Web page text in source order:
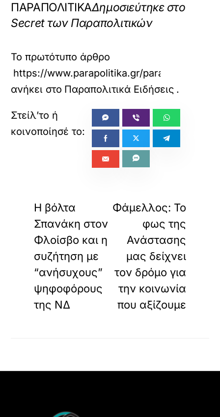
ΠΑΡΑΠΟΛΙΤΙΚΑΔημοσιεύτηκε στο
Secret των Παραπολιτικών
Το πρωτότυπο άρθρο
https://www.parapolitika.gr/parapolitika/
ανήκει στο Παραπολιτικά Ειδήσεις .
Η βόλτα
Σπανάκη στον
Φλοίσβο και η
συζήτηση με
“ανήσυχους”
ψηφοφόρους
της ΝΔ
Φάμελλος: Το
φως της
Ανάστασης
μας δείχνει
τον δρόμο για
την κοινωνία
που αξίζουμε